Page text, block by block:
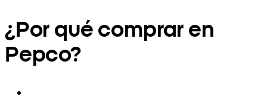
¿Por qué comprar en
Pepco?